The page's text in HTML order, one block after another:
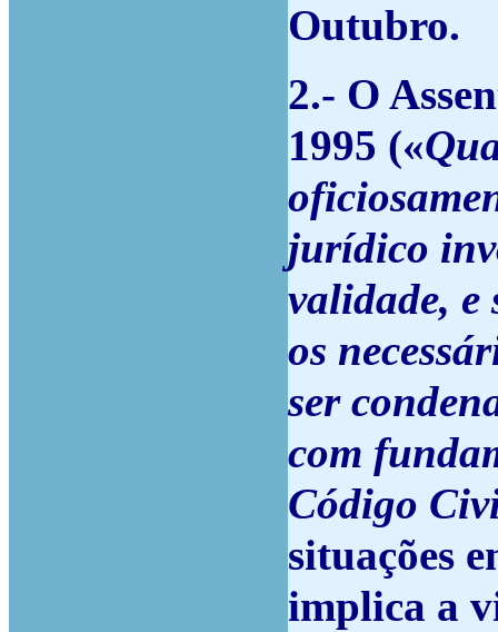
Outubro.
2.- O
1995 («
jurídico
validade, e
os
ser
com
Código
situações
implica a